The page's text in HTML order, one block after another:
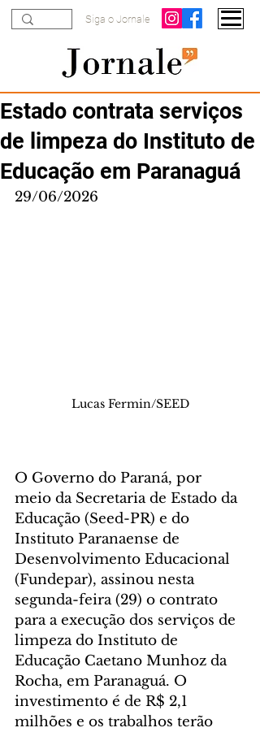
Siga o Jornale
Estado contrata serviços
de limpeza do Instituto de
Educação em Paranaguá
29/06/2026
Lucas Fermin/SEED
O Governo do Paraná, por
meio da Secretaria de Estado da
Educação (Seed-PR) e do
Instituto Paranaense de
Desenvolvimento Educacional
(Fundepar), assinou nesta
segunda-feira (29) o contrato
para a execução dos serviços de
limpeza do Instituto de
Educação Caetano Munhoz da
Rocha, em Paranaguá. O
investimento é de R$ 2,1
milhões e os trabalhos terão